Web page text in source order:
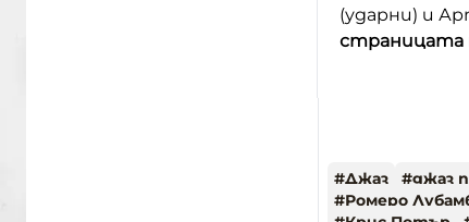
(ударни) и
страницата
#Джаз #джаз
#Ромеро